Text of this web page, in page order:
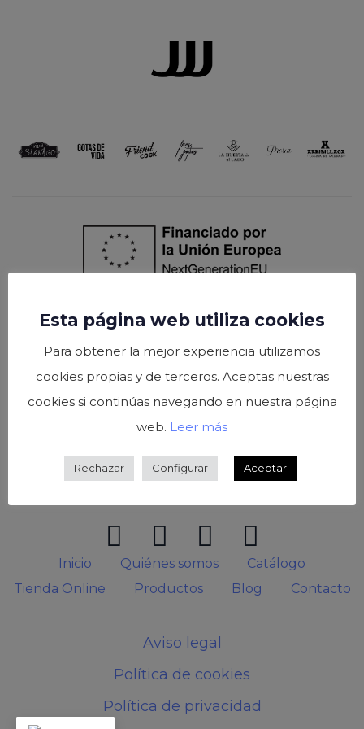
Inicio Quiénes somos
Catálogo
Tienda Online
Productos Blog Contacto
Aviso legal
Política de cookies
Política de privacidad
Esta página web utiliza cookies
Para obtener la mejor experiencia utilizamos
cookies propias y de terceros. Aceptas nuestras
cookies si continúas navegando en nuestra página
web. Leer más
Rechazar Configurar Aceptar